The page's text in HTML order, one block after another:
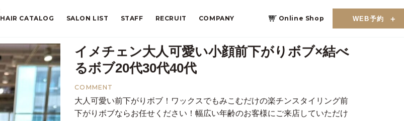
HAIR CATALOG SALON LIST STAFF RECRUIT COMPANY Online Shop WEB予約
イメチェン大人可愛い小顔前下がりボブ×結べ
るボブ20代30代40代
COMMENT
大人可愛い前下がりボブ！ワックスでもみこむだけの楽チンスタイリング前
下がりボブならお任せください！幅広い年齢のお客様にご来店していただけ